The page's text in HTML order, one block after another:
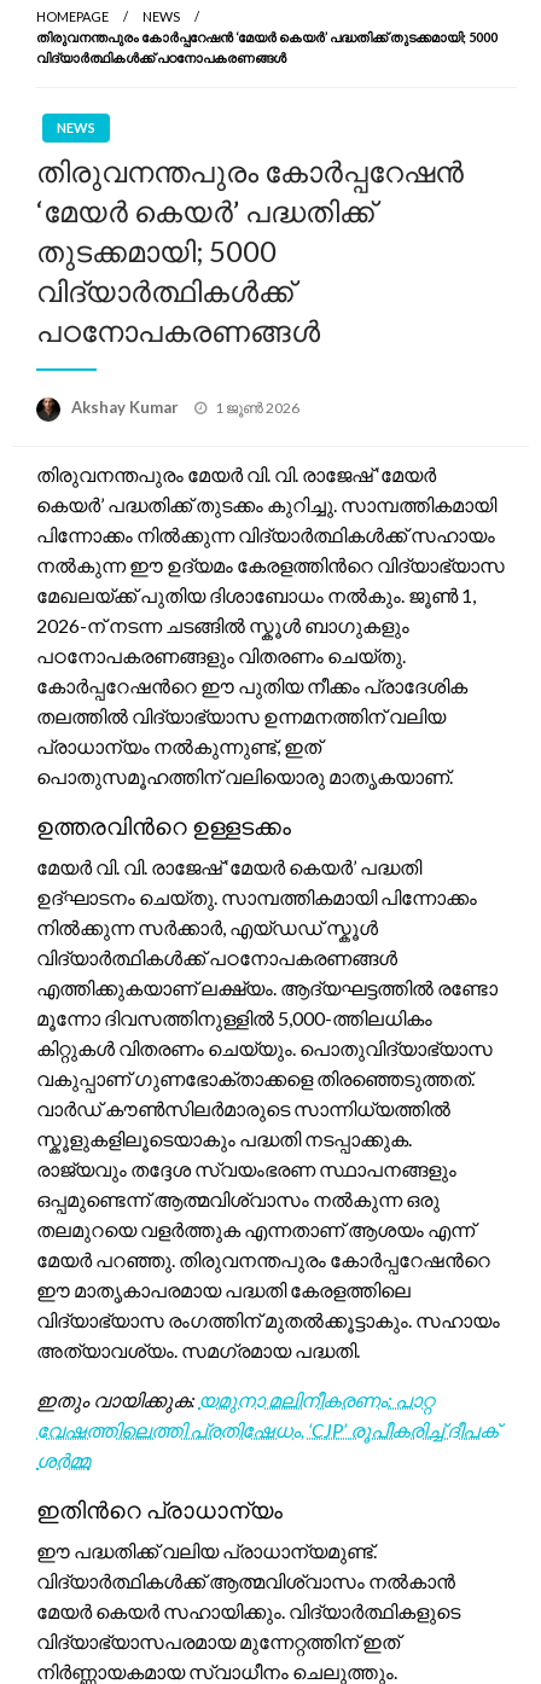
HOMEPAGE
NEWS
തിരുവനന്തപുരം കോർപ്പറേഷൻ ‘മേയർ കെയർ’ പദ്ധതിക്ക് തുടക്കമായി; 5000
വിദ്യാർത്ഥികൾക്ക് പഠനോപകരണങ്ങൾ
NEWS
തിരുവനന്തപുരം കോർപ്പറേഷൻ
‘മേയർ കെയർ’ പദ്ധതിക്ക്
തുടക്കമായി; 5000
വിദ്യാർത്ഥികൾക്ക്
പഠനോപകരണങ്ങൾ
Akshay Kumar
Posted
1 ജൂൺ 2026
തിരുവനന്തപുരം മേയർ വി. വി. രാജേഷ് ‘മേയർ
കെയർ’ പദ്ധതിക്ക് തുടക്കം കുറിച്ചു. സാമ്പത്തികമായി
പിന്നോക്കം നിൽക്കുന്ന വിദ്യാർത്ഥികൾക്ക് സഹായം
നൽകുന്ന ഈ ഉദ്യമം കേരളത്തിന്‍റെ വിദ്യാഭ്യാസ
മേഖലയ്ക്ക് പുതിയ ദിശാബോധം നൽകും. ജൂൺ 1,
2026-ന് നടന്ന ചടങ്ങിൽ സ്കൂൾ ബാഗുകളും
പഠനോപകരണങ്ങളും വിതരണം ചെയ്തു.
കോർപ്പറേഷന്‍റെ ഈ പുതിയ നീക്കം പ്രാദേശിക
തലത്തിൽ വിദ്യാഭ്യാസ ഉന്നമനത്തിന് വലിയ
പ്രാധാന്യം നൽകുന്നുണ്ട്, ഇത്
പൊതുസമൂഹത്തിന് വലിയൊരു മാതൃകയാണ്.
ഉത്തരവിന്‍റെ ഉള്ളടക്കം
മേയർ വി. വി. രാജേഷ് ‘മേയർ കെയർ’ പദ്ധതി
ഉദ്ഘാടനം ചെയ്തു. സാമ്പത്തികമായി പിന്നോക്കം
നിൽക്കുന്ന സർക്കാർ, എയ്ഡഡ് സ്കൂൾ
വിദ്യാർത്ഥികൾക്ക് പഠനോപകരണങ്ങൾ
എത്തിക്കുകയാണ് ലക്ഷ്യം. ആദ്യഘട്ടത്തിൽ രണ്ടോ
മൂന്നോ ദിവസത്തിനുള്ളിൽ 5,000-ത്തിലധികം
കിറ്റുകൾ വിതരണം ചെയ്യും. പൊതുവിദ്യാഭ്യാസ
വകുപ്പാണ് ഗുണഭോക്താക്കളെ തിരഞ്ഞെടുത്തത്.
വാർഡ് കൗൺസിലർമാരുടെ സാന്നിധ്യത്തിൽ
സ്കൂളുകളിലൂടെയാകും പദ്ധതി നടപ്പാക്കുക.
രാജ്യവും തദ്ദേശ സ്വയംഭരണ സ്ഥാപനങ്ങളും
ഒപ്പമുണ്ടെന്ന് ആത്മവിശ്വാസം നൽകുന്ന ഒരു
തലമുറയെ വളർത്തുക എന്നതാണ് ആശയം എന്ന്
മേയർ പറഞ്ഞു. തിരുവനന്തപുരം കോർപ്പറേഷന്‍റെ
ഈ മാതൃകാപരമായ പദ്ധതി കേരളത്തിലെ
വിദ്യാഭ്യാസ രംഗത്തിന് മുതൽക്കൂട്ടാകും. സഹായം
അത്യാവശ്യം. സമഗ്രമായ പദ്ധതി.
ഇതും വായിക്കുക: യമുനാ മലിനീകരണം: പാറ്റ
വേഷത്തിലെത്തി പ്രതിഷേധം, ‘CJP’ രൂപീകരിച്ച് ദീപക്
ശർമ്മ
ഇതിന്‍റെ പ്രാധാന്യം
ഈ പദ്ധതിക്ക് വലിയ പ്രാധാന്യമുണ്ട്.
വിദ്യാർത്ഥികൾക്ക് ആത്മവിശ്വാസം നൽകാൻ
മേയർ കെയർ സഹായിക്കും. വിദ്യാർത്ഥികളുടെ
വിദ്യാഭ്യാസപരമായ മുന്നേറ്റത്തിന് ഇത്
നിർണ്ണായകമായ സ്വാധീനം ചെലുത്തും.